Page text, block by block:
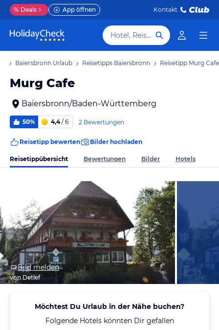
% Deals App öffnen Kontakt
Hotel, Reiseziel
Baiersbronn Urlaub Reisetipps Baiersbronn Reisetipp Murg Cafe
Murg Cafe
Baiersbronn/Baden-Württemberg
50% 4,4/ 6 2 Bewertungen
Reisetipp bewerten Bilder hochladen
Reisetippübersicht Bewertungen Bilder Hotels
Bild melden
von Detlef
Möchtest Du Urlaub in der Nähe buchen?
Folgende Hotels könnten Dir gefallen